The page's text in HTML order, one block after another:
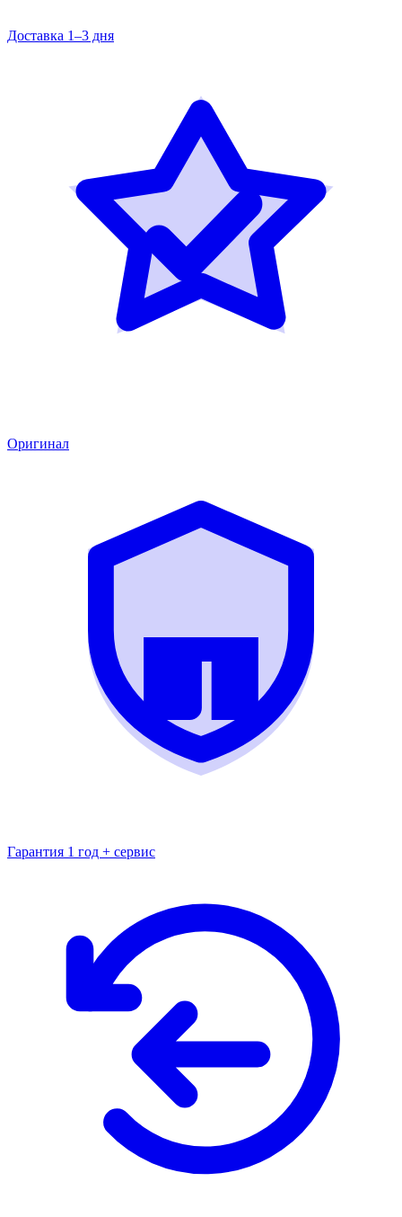
Доставка 1–3 дня
Оригинал
Гарантия 1 год + сервис